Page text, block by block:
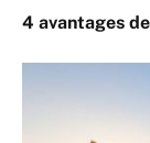
4 avantages